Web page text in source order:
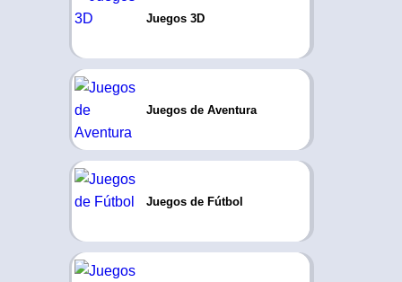
Juegos 3D
Juegos de Aventura
Juegos de Fútbol